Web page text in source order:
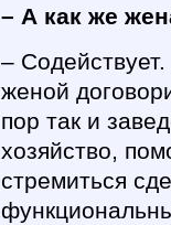
– А как же
–
женой
пор так и
хозяйство,
стремиться